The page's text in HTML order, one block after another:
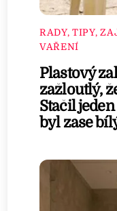
RADY, TIPY,
VAŘENÍ
Plastový
zažloutlý,
Stačil
byl zase